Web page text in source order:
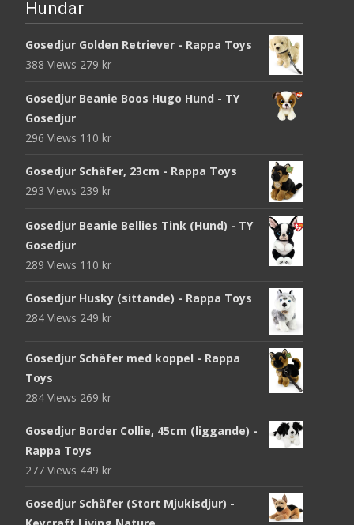
Hundar
Gosedjur Golden Retriever - Rappa Toys
388 Views 279 kr
Gosedjur Beanie Boos Hugo Hund - TY
Gosedjur
296 Views 110 kr
Gosedjur Schäfer, 23cm - Rappa Toys
293 Views 239 kr
Gosedjur Beanie Bellies Tink (Hund) - TY
Gosedjur
289 Views 110 kr
Gosedjur Husky (sittande) - Rappa Toys
284 Views 249 kr
Gosedjur Schäfer med koppel - Rappa
Toys
284 Views 269 kr
Gosedjur Border Collie, 45cm (liggande) -
Rappa Toys
277 Views 449 kr
Gosedjur Schäfer (Stort Mjukisdjur) -